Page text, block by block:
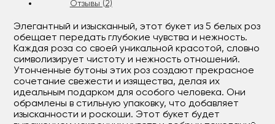
Отзывы (2)
Элегантный и изысканный, этот букет из 5 белых роз
обещает передать глубокие чувства и нежность.
Каждая роза со своей уникальной красотой, словно
символизирует чистоту и нежность отношений.
Утонченные бутоны этих роз создают прекрасное
сочетание свежести и изящества, делая их
идеальным подарком для особого человека. Они
обрамлены в стильную упаковку, что добавляет
изысканности и роскоши. Этот букет будет